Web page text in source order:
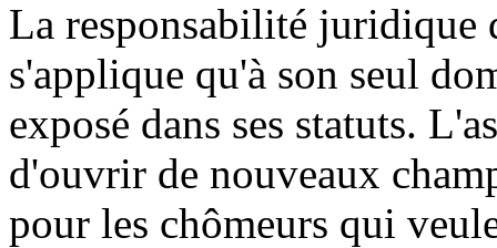
La responsabilité juridique
s'applique qu'à son seul
exposé dans ses statuts.
d'ouvrir de nouveaux
pour les chômeurs qui